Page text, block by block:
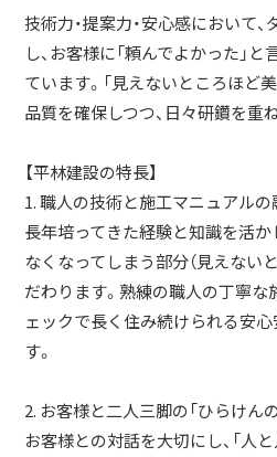
技術力・提案力・安心感において
し、お客様に「頼んでよかった」
ています。「見えないところほど
品質を確保しつつ、日々研鑽を重
【平林建設の特長】
1. 職人の技術と施工マニュアルの
長年培ってきた経験と知識を活か
なくなってしまう部分（見えない
だわります。熟練の職人の丁寧
ェックで長く住み続けられる安
す。
2. お客様と二人三脚の「ひらけん
お客様との対話を大切にし、「人